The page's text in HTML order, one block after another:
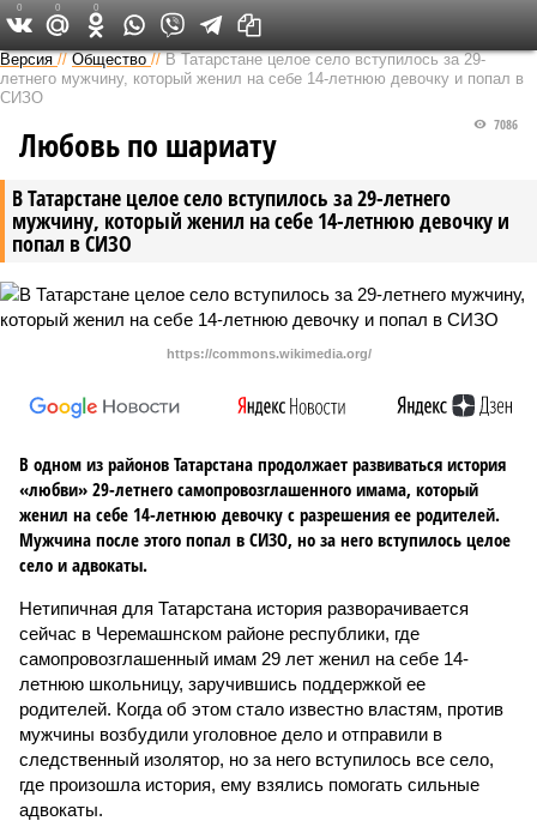
Версия в Татарстане
Версия //Общество //В Татарстане целое село вступилось за 29-
летнего мужчину, который женил на себе 14-летнюю девочку и попал в
СИЗО
В Татарстане целое село вступилось за 29-летнего
мужчину, который женил на себе 14-летнюю девочку и
попал в СИЗО
7086
Любовь по шариату
https://commons.wikimedia.org/
В одном из районов Татарстана продолжает развиваться история
«любви» 29-летнего самопровозглашенного имама, который
женил на себе 14-летнюю девочку с разрешения ее родителей.
Мужчина после этого попал в СИЗО, но за него вступилось целое
село и адвокаты.
Нетипичная для Татарстана история разворачивается
сейчас в Черемашнском районе республики, где
самопровозглашенный имам 29 лет женил на себе 14-
летнюю школьницу, заручившись поддержкой ее
родителей. Когда об этом стало известно властям, против
мужчины возбудили уголовное дело и отправили в
следственный изолятор, но за него вступилось все село,
где произошла история, ему взялись помогать сильные
адвокаты.
0 0 0